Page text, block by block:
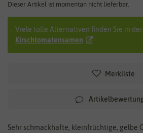
Dieser Artikel ist momentan nicht lieferbar.
Viele tolle Alternativen finden Sie in
Kirschtomatensamen
Merkliste
Sehr schmackhafte, kleinfrüchtige, gelbe